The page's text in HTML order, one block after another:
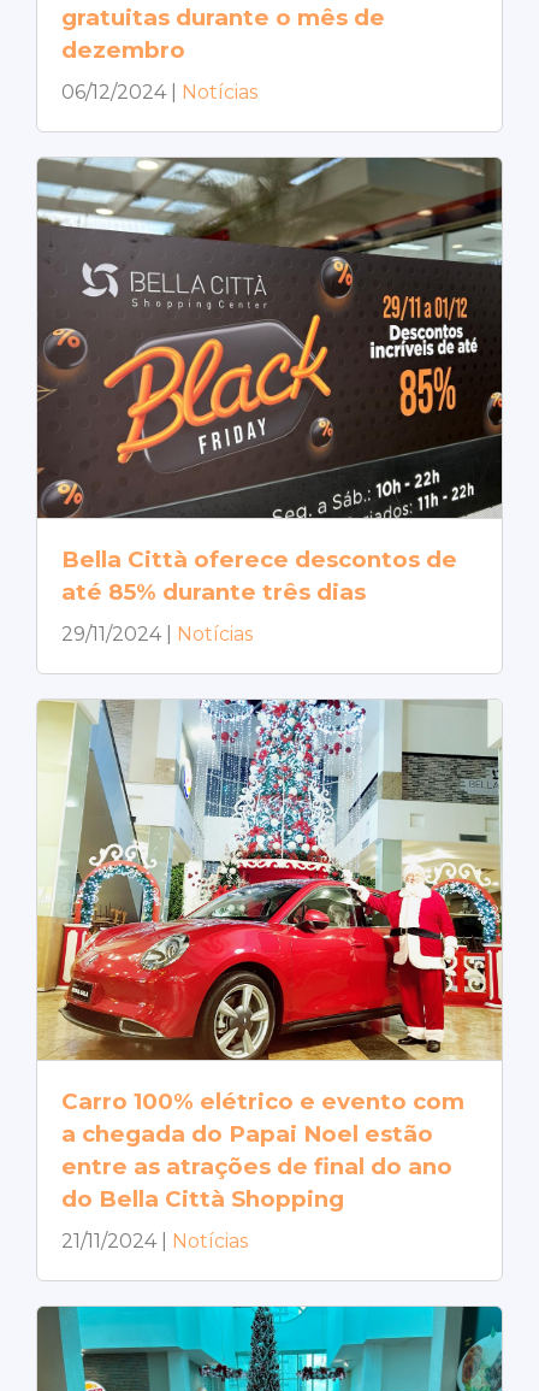
gratuitas durante o mês de
dezembro
06/12/2024| Notícias
Bella Città oferece descontos de
até 85% durante três dias
29/11/2024| Notícias
Carro 100% elétrico e evento com
a chegada do Papai Noel estão
entre as atrações de final do ano
do Bella Città Shopping
21/11/2024| Notícias